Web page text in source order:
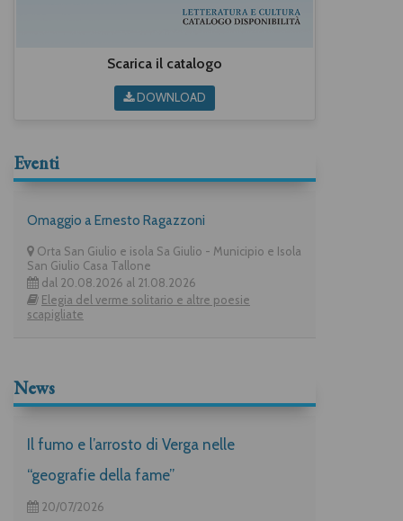
Scarica il catalogo
DOWNLOAD
Eventi
Omaggio a Ernesto Ragazzoni
Orta San Giulio e isola Sa Giulio - Municipio e Isola
San Giulio Casa Tallone
dal 20.08.2026 al 21.08.2026
Elegia del verme solitario e altre poesie
scapigliate
News
Il fumo e l’arrosto di Verga nelle
“geografie della fame”
20/07/2026